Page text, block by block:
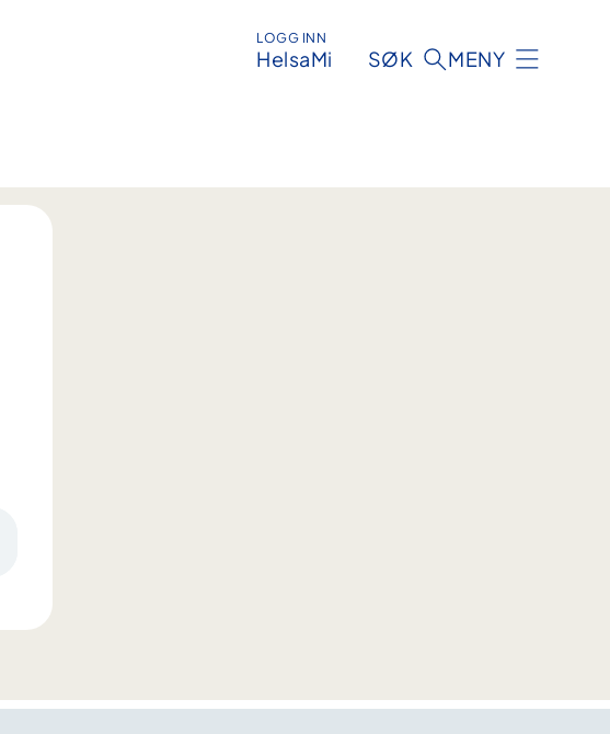
LOGG INN
HelsaMi SØK MENY